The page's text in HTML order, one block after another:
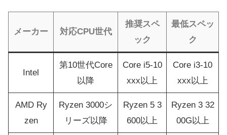
メーカー 対応CPU世代
推奨スペ
ック
最低スペッ
ク
Intel
第10世代Core
以降
Core i5-10
xxx以上
Core i3-10
xxx以上
AMD Ry
zen
Ryzen 3000シ
リーズ以降
Ryzen 5 3
600以上
Ryzen 3 32
00G以上